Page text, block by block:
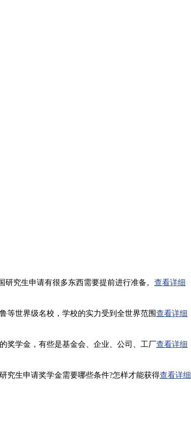
究生申请有很多东西需要提前进行准备。 查看详细
等世界级名校，学校的实力受到全世界范围查看详细
奖学金，有些是基金会、企业、公司、工厂查看详细
究生申请奖学金需要哪些条件?怎样才能获得查看详细